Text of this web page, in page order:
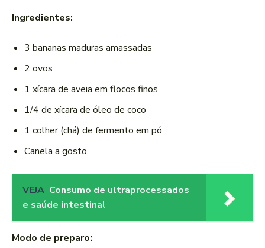
Ingredientes:
3 bananas maduras amassadas
2 ovos
1 xícara de aveia em flocos finos
1/4 de xícara de óleo de coco
1 colher (chá) de fermento em pó
Canela a gosto
VEJA Consumo de ultraprocessados
e saúde intestinal
Modo de preparo: